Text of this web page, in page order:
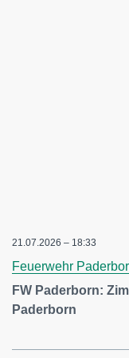
21.07.2026 – 18:33
Feuerwehr
FW Paderborn:
Paderborn